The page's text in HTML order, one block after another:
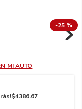
-25 %
MI AUTO
$4386.67